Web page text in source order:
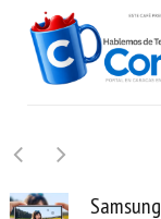
Samsung